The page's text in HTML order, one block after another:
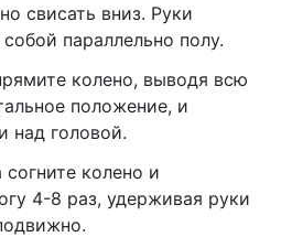
свисать вниз. Руки
параллельно полу.
колено, выводя всю
положение, и
над головой.
колено и
4-8 раз, удерживая руки